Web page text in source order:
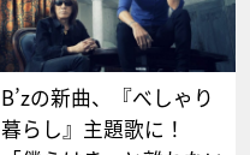
B’zの新曲、『べしゃり
暮らし』主題歌に！